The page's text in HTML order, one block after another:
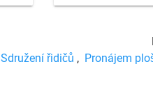
Sdružení řidičů , Pronájem